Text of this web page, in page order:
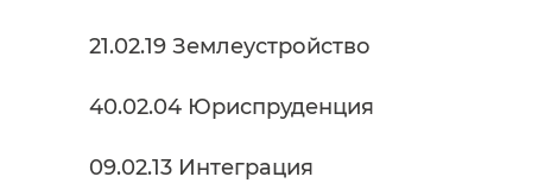
21.02.19 Землеустройство
40.02.04 Юриспруденция
09.02.13 Интеграция